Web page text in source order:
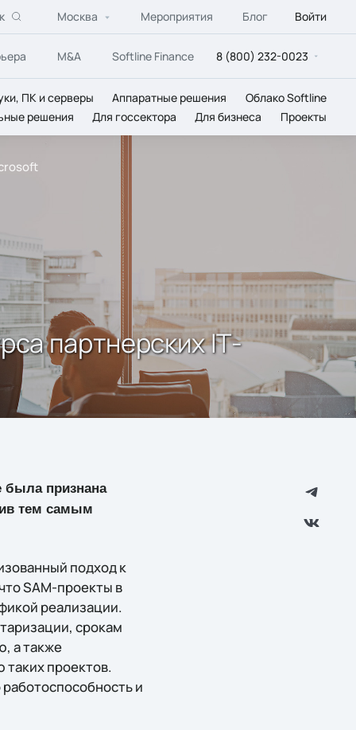
Москва Мероприятия Блог Войти
M&A Softline Finance 8 (800) 232-0023
ПК и серверы Аппаратные решения
Облако Softline
решения Для госсектора Для бизнеса Проекты
партнерских IТ-
была признана
тем самым
подход к
SAM-проекты в
реализации.
срокам
а также
проектов.
и